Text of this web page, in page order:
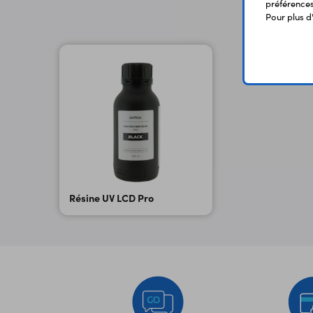
Résine UV LCD Pro
Pour plus